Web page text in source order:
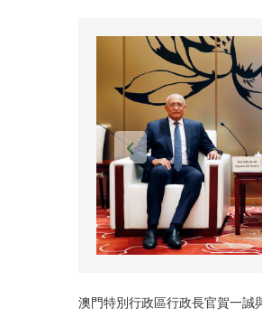
澳門特別行政區行政長官賀一誠